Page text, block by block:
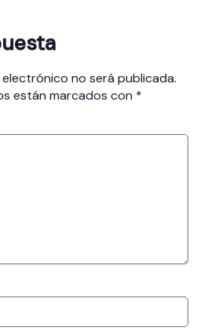
no será publicada.
están marcados con *